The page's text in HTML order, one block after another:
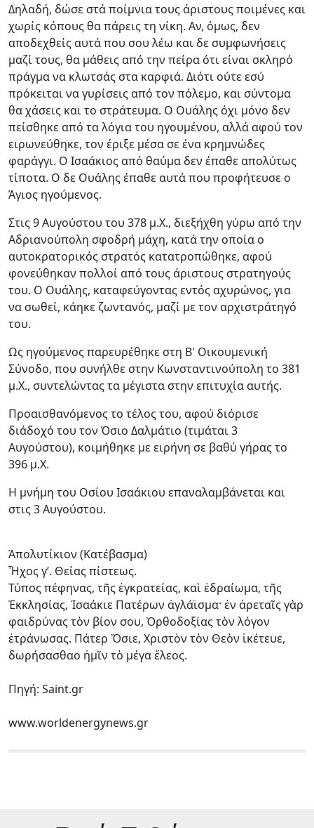
Δηλαδή, δώσε στά ποίμνια τους άριστους ποιμένες και
χωρίς κόπους θα πάρεις τη νίκη. Αν, όμως, δεν
αποδεχθείς αυτά που σου λέω και δε συμφωνήσεις
μαζί τους, θα μάθεις από την πείρα ότι είναι σκληρό
πράγμα να κλωτσάς στα καρφιά. Διότι ούτε εσύ
πρόκειται να γυρίσεις από τον πόλεμο, και σύντομα
θα χάσεις και το στράτευμα. Ο Ουάλης όχι μόνο δεν
πείσθηκε από τα λόγια του ηγουμένου, αλλά αφού τον
ειρωνεύθηκε, τον έριξε μέσα σε ένα κρημνώδες
φαράγγι. Ο Ισαάκιος από θαύμα δεν έπαθε απολύτως
τίποτα. Ο δε Ουάλης έπαθε αυτά που προφήτευσε ο
Άγιος ηγούμενος.
Στις 9 Αυγούστου του 378 μ.Χ., διεξήχθη γύρω από την
Αδριανούπολη σφοδρή μάχη, κατά την οποία ο
αυτοκρατορικός στρατός κατατροπώθηκε, αφού
φονεύθηκαν πολλοί από τους άριστους στρατηγούς
του. Ο Ουάλης, καταφεύγοντας εντός αχυρώνος, για
να σωθεί, κάηκε ζωντανός, μαζί με τον αρχιστράτηγό
του.
Ως ηγούμενος παρευρέθηκε στη Β' Οικουμενική
Σύνοδο, που συνήλθε στην Κωνσταντινούπολη το 381
μ.Χ., συντελώντας τα μέγιστα στην επιτυχία αυτής.
Προαισθανόμενος το τέλος του, αφού διόρισε
διάδοχό του τον Όσιο Δαλμάτιο (τιμάται 3
Αυγούστου), κοιμήθηκε με ειρήνη σε βαθύ γήρας το
396 μ.Χ.
Η μνήμη του Οσίου Ισαάκιου επαναλαμβάνεται και
στις 3 Αυγούστου.
Ἀπολυτίκιον (Κατέβασμα)
Ἦχος γ’. Θείας πίστεως.
Τύπος πέφηνας, τῆς ἐγκρατείας, καὶ ἑδραίωμα, τῆς
Ἐκκλησίας, Ἰσαάκιε Πατέρων ἀγλάϊσμα· ἐν ἀρεταῖς γὰρ
φαιδρύνας τὸν βίον σου, Ὀρθοδοξίας τὸν λόγον
ἐτράνωσας. Πάτερ Ὅσιε, Χριστὸν τὸν Θεὸν ἱκέτευε,
δωρήσασθαο ἡμῖν τὸ μέγα ἔλεος.
Πηγή: Saint.gr
www.worldenergynews.gr